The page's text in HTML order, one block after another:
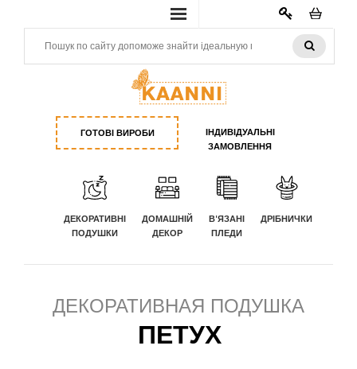
КАБИНЕТ
ГОТОВІ ВИРОБИ
ІНДИВІДУАЛЬНІ
ЗАМОВЛЕННЯ
ДЕКОРАТИВНІ
ПОДУШКИ
ДОМАШНІЙ
ДЕКОР
В'ЯЗАНІ
ПЛЕДИ
ДРІБНИЧКИ
ДЕКОРАТИВНАЯ ПОДУШКА
ПЕТУХ